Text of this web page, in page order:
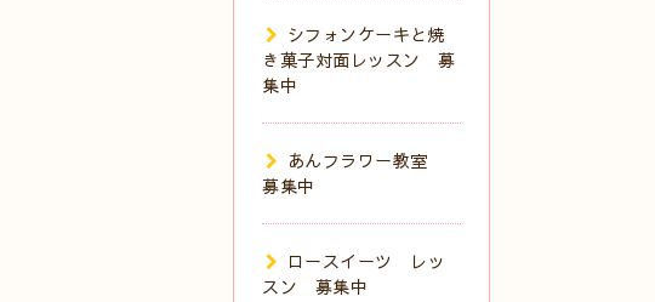
シフォンケーキと焼
き菓子対面レッスン 募
集中
あんフラワー教室
募集中
ロースイーツ レッ
スン 募集中